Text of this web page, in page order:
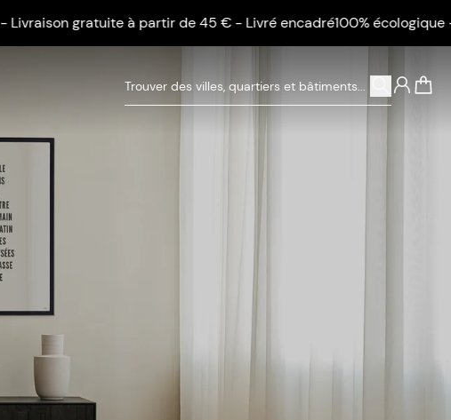
gratuite à partir de 45 € - Livré encadré100% écologique -